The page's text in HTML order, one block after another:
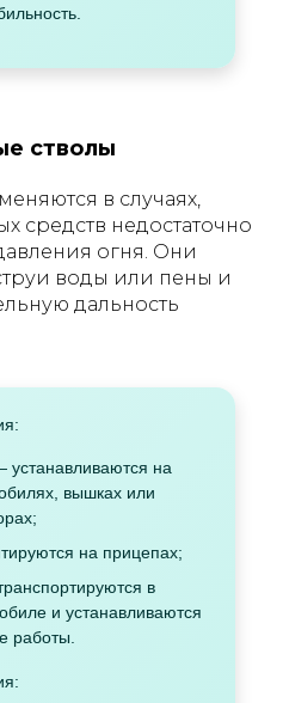
стволы
в случаях,
средств недостаточно
огня. Они
воды или пены и
дальность
устанавливаются на
вышках или
на прицепах;
в
и устанавливаются
работы.